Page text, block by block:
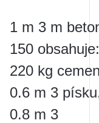
1 m 3 m
150 obsahuje:
220 kg
0.6 m 3
0.8 m 3